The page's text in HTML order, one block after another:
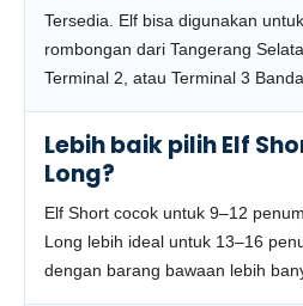
Tersedia. Elf bisa digunakan
rombongan dari Tangerang
Terminal 2, atau Terminal 3
Lebih baik pilih Elf
Long?
Elf Short cocok untuk 9–12
Long lebih ideal untuk 13–16
dengan barang bawaan lebih